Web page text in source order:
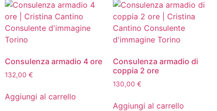
Consulenza armadio 4 ore
132,00 €
Aggiungi al carrello
Consulenza armadio di
coppia 2 ore
130,00 €
Aggiungi al carrello